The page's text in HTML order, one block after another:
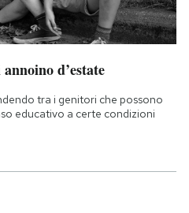
d’estate
tra i genitori che possono
educativo a certe condizioni